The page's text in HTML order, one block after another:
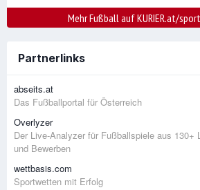
Mehr Fußball auf KURIER.at/
Partnerlinks
abseits.at
Das Fußballportal für Österreich
Overlyzer
Der Live-Analyzer für Fußballspiele aus 130+
und Bewerben
wettbasis.com
Sportwetten mit Erfolg